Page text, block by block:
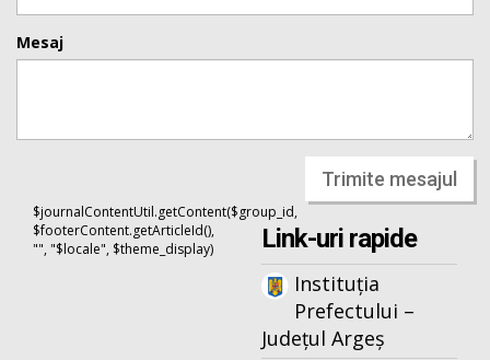
Mesaj
Trimite mesajul
$journalContentUtil.getContent($group_id,
$footerContent.getArticleId(),
"", "$locale", $theme_display)
Link-uri rapide
Instituția
Prefectului –
Județul Argeș